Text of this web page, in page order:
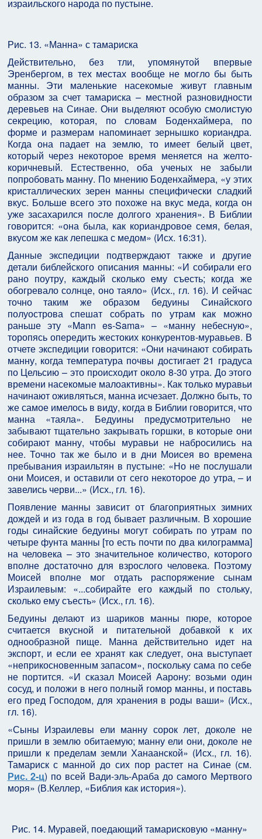
израильского народа по пустыне.
Рис. 13. «Манна» с тамариска
Действительно, без тли, упомянутой впервые
Эренбергом, в тех местах вообще не могло бы быть
манны. Эти маленькие насекомые живут главным
образом за счет тамариска – местной разновидности
деревьев на Синае. Они выделяют особую смолистую
секрецию, которая, по словам Боденхаймера, по
форме и размерам напоминает зернышко кориандра.
Когда она падает на землю, то имеет белый цвет,
который через некоторое время меняется на желто-
коричневый. Естественно, оба ученых не забыли
попробовать манну. По мнению Боденхаймера, «у этих
кристаллических зерен манны специфически сладкий
вкус. Больше всего это похоже на вкус меда, когда он
уже засахарился после долгого хранения». В Библии
говорится: «она была, как кориандровое семя, белая,
вкусом же как лепешка с медом» (Исх. 16:31).
Данные экспедиции подтверждают также и другие
детали библейского описания манны: «И собирали его
рано поутру, каждый сколько ему съесть; когда же
обогревало солнце, оно таяло» (Исх., гл. 16). И сейчас
точно таким же образом бедуины Синайского
полуострова спешат собрать по утрам как можно
раньше эту «Mann es-Sama» – «манну небесную»,
торопясь опередить жестоких конкурентов-муравьев. В
отчете экспедиции говорится: «Они начинают собирать
манну, когда температура почвы достигает 21 градуса
по Цельсию – это происходит около 8-30 утра. До этого
времени насекомые малоактивны». Как только муравьи
начинают оживляться, манна исчезает. Должно быть, то
же самое имелось в виду, когда в Библии говорится, что
манна «таяла». Бедуины предусмотрительно не
забывают тщательно закрывать горшки, в которые они
собирают манну, чтобы муравьи не набросились на
нее. Точно так же было и в дни Моисея во времена
пребывания израильтян в пустыне: «Но не послушали
они Моисея, и оставили от сего некоторое до утра, – и
завелись черви...» (Исх., гл. 16).
Появление манны зависит от благоприятных зимних
дождей и из года в год бывает различным. В хорошие
годы синайские бедуины могут собирать по утрам по
четыре фунта манны [то есть почти по два килограмма]
на человека – это значительное количество, которого
вполне достаточно для взрослого человека. Поэтому
Моисей вполне мог отдать распоряжение сынам
Израилевым: «...собирайте его каждый по стольку,
сколько ему съесть» (Исх., гл. 16).
Бедуины делают из шариков манны пюре, которое
считается вкусной и питательной добавкой к их
однообразной пище. Манна действительно идет на
экспорт, и если ее хранят как следует, она выступает
«неприкосновенным запасом», поскольку сама по себе
не портится. «И сказал Моисей Аарону: возьми один
сосуд, и положи в него полный гомор манны, и поставь
его пред Господом, для хранения в роды ваши» (Исх.,
гл. 16).
«Сыны Израилевы ели манну сорок лет, доколе не
пришли в землю обитаемую; манну ели они, доколе не
пришли к пределам земли Ханаанской» (Исх., гл. 16).
Тамариск с манной до сих пор растет на Синае (см.
Рис. 2-ц) по всей Вади-эль-Араба до самого Мертвого
моря» (В.Келлер, «Библия как история»).
Рис. 14. Муравей, поедающий тамарисковую «манну»